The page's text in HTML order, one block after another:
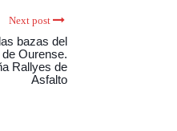
Next post
bazas del
Ourense.
Rallyes de
Asfalto